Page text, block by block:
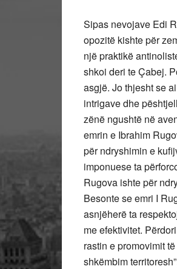
Sipas nevojave Edi
opozitë kishte për
një praktikë
shkoi deri te Çabej.
asgjë. Jo thjesht se
intrigave dhe
zënë ngushtë në
emrin e Ibrahim
për ndryshimin e
imponuese ta
Rugova ishte për
Besonte se emri I
asnjëherë ta
me efektivitet.
rastin e promovimit
shkëmbim